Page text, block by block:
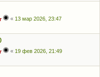
« 13 мар 2026, 23:47
« 19 фев 2026, 21:49